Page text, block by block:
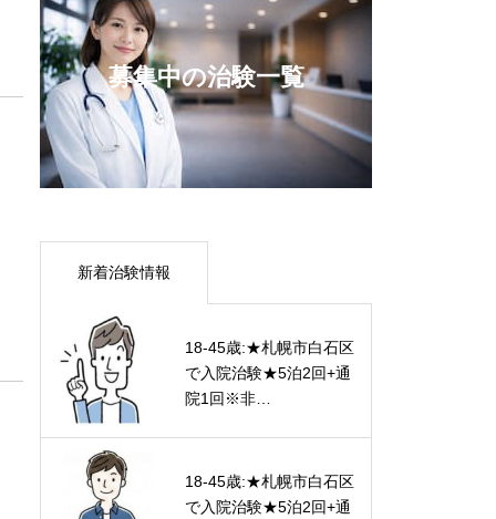
募集中の治験一覧
新着治験情報
18-45歳:★札幌市白石区
で入院治験★5泊2回+通
院1回※非…
18-45歳:★札幌市白石区
で入院治験★5泊2回+通